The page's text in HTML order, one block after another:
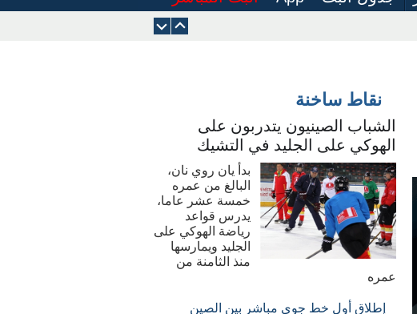
نقاط ساخنة
الشباب الصينيون يتدربون على
الهوكي على الجليد في التشيك
بدأ يان روي نان،
البالغ من عمره
خمسة عشر عاما،
يدرس قواعد
رياضة الهوكي على
الجليد ويمارسها
منذ الثامنة من
عمره
إطلاق أول خط جوي مباشر بين الصين